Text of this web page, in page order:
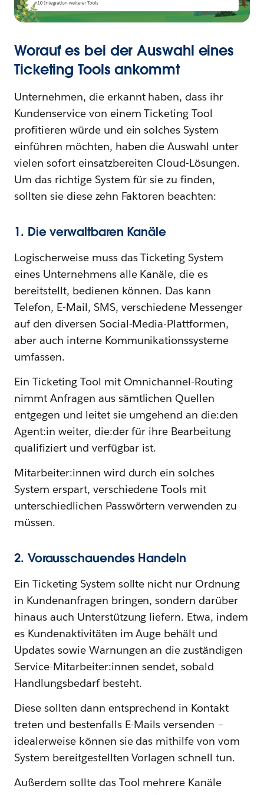
Worauf es bei der Auswahl eines
Ticketing Tools ankommt
Unternehmen, die erkannt haben, dass ihr
Kundenservice von einem Ticketing Tool
profitieren würde und ein solches System
einführen möchten, haben die Auswahl unter
vielen sofort einsatzbereiten Cloud-Lösungen.
Um das richtige System für sie zu finden,
sollten sie diese zehn Faktoren beachten:
1. Die verwaltbaren Kanäle
Logischerweise muss das Ticketing System
eines Unternehmens alle Kanäle, die es
bereitstellt, bedienen können. Das kann
Telefon, E-Mail, SMS, verschiedene Messenger
auf den diversen Social-Media-Plattformen,
aber auch interne Kommunikationssysteme
umfassen.
Ein Ticketing Tool mit Omnichannel-Routing
nimmt Anfragen aus sämtlichen Quellen
entgegen und leitet sie umgehend an die:den
Agent:in weiter, die:der für ihre Bearbeitung
qualifiziert und verfügbar ist.
Mitarbeiter:innen wird durch ein solches
System erspart, verschiedene Tools mit
unterschiedlichen Passwörtern verwenden zu
müssen.
2. Vorausschauendes Handeln
Ein Ticketing System sollte nicht nur Ordnung
in Kundenanfragen bringen, sondern darüber
hinaus auch Unterstützung liefern. Etwa, indem
es Kundenaktivitäten im Auge behält und
Updates sowie Warnungen an die zuständigen
Service-Mitarbeiter:innen sendet, sobald
Handlungsbedarf besteht.
Diese sollten dann entsprechend in Kontakt
treten und bestenfalls E-Mails versenden –
idealerweise können sie das mithilfe von vom
System bereitgestellten Vorlagen schnell tun.
Außerdem sollte das Tool mehrere Kanäle